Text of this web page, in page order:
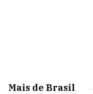
Mais de Brasil